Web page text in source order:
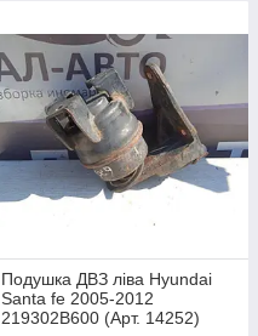
Подушка ДВЗ ліва Hyundai
Santa fe 2005-2012
219302B600 (Арт. 14252)